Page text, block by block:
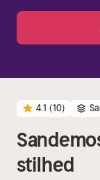
4.1 (10)
stilhed